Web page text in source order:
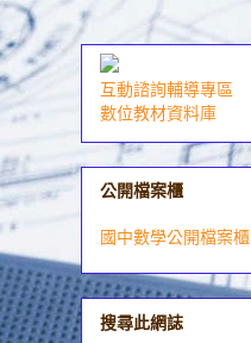
互動諮詢輔導專區
數位教材資料庫
公開檔案櫃
國中數學公開檔案櫃
搜尋此網誌